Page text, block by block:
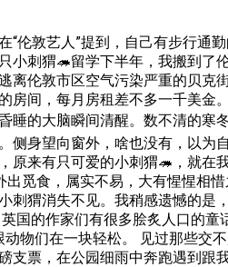
伦敦艺人”提到，自己有步行通
刺猬🦔留学下半年，我搬到了
伦敦市区空气污染严重的贝克
间，每月房租差不多一千美金
的大脑瞬间清醒。数不清的寒
身望向窗外，啥也没有，以为
来有只可爱的小刺猬🦔，就在
觅食，属实不易，大有惺惺相
猬消失不见。我稍感遗憾的是
国的作家们有很多脍炙人口的童
物们在一块轻松。 见过那些交
票，在公园细雨中奔跑遇到跟